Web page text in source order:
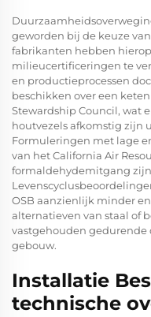
geworden bij de keuze
fabrikanten hebben
milieucertificeringen te
en productieprocessen
beschikken over een
Stewardship Council, wat
houtvezels afkomstig zijn
Formuleringen met lage
van het California Air
formaldehydemitgang
OSB aanzienlijk minder
alternatieven van staal of
vastgehouden
gebouw.
Installatie
technische